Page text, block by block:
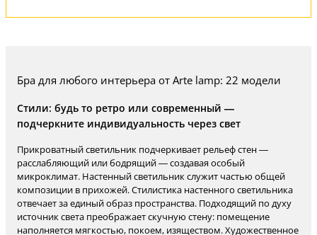
Бра для любого интерьера от Arte lamp: 22 модели
Стили: будь то ретро или современный —
подчеркните индивидуальность через свет
Прикроватный светильник подчеркивает рельеф стен —
расслабляющий или бодрящий — создавая особый
микроклимат. Настенный светильник служит частью общей
композиции в прихожей. Стилистика настенного светильника
отвечает за единый образ пространства. Подходящий по духу
источник света преображает скучную стену: помещение
наполняется мягкостью, покоем, изяществом. Художественное